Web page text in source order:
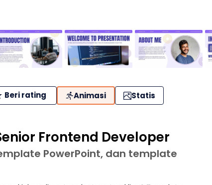
Beri rating Animasi Statis
Frontend Developer
PowerPoint, dan template